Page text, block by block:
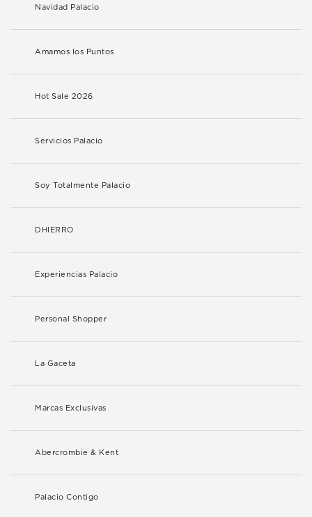
Navidad Palacio
Amamos los Puntos
Hot Sale 2026
Servicios Palacio
Soy Totalmente Palacio
DHIERRO
Experiencias Palacio
Personal Shopper
La Gaceta
Marcas Exclusivas
Abercrombie & Kent
Palacio Contigo